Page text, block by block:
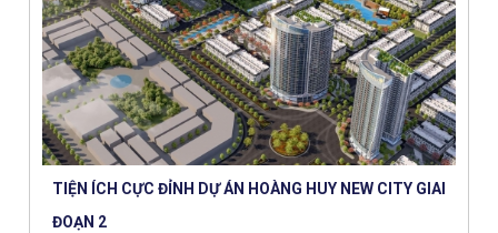
TIỆN ÍCH CỰC ĐỈNH DỰ ÁN HOÀNG HUY NEW CITY GIAI
ĐOẠN 2